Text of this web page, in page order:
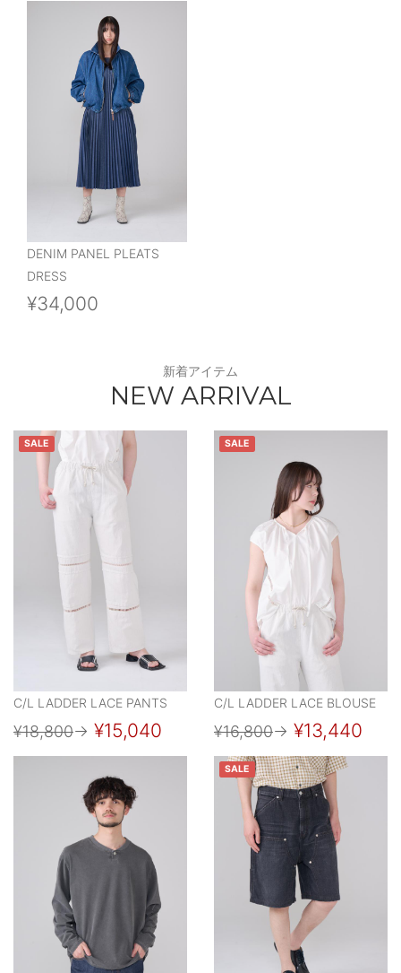
DENIM PANEL PLEATS
DRESS
¥34,000
新着アイテム
NEW ARRIVAL
SALE
C/L LADDER LACE PANTS
¥18,800→ ¥15,040
SALE
C/L LADDER LACE BLOUSE
¥16,800→ ¥13,440
SALE